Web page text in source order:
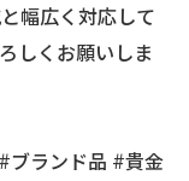
幅広く対応して
しくお願いしま
ブランド品 #貴金